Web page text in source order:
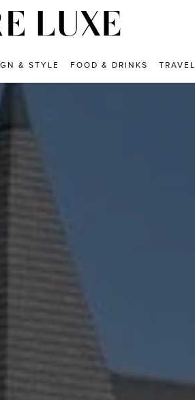
& STYLE FOOD & DRINKS TRAVEL